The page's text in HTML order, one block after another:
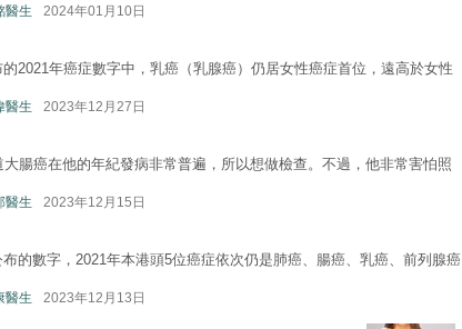
醫生 2024年01月10日
2021年癌症數字中，乳癌（乳腺癌）仍居女性癌症首位，遠高於女性
醫生 2023年12月27日
腸癌在他的年紀發病非常普遍，所以想做檢查。不過，他非常害怕照
醫生 2023年12月15日
的數字，2021年本港頭5位癌症依次仍是肺癌、腸癌、乳癌、前列腺癌
醫生 2023年12月13日